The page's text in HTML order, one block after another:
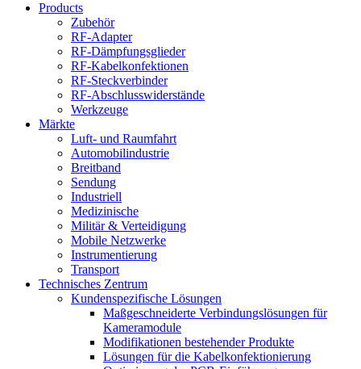
Products
Zubehör
RF-Adapter
RF-Dämpfungsglieder
RF-Kabelkonfektionen
RF-Steckverbinder
RF-Abschlusswiderstände
Werkzeuge
Märkte
Luft- und Raumfahrt
Automobilindustrie
Breitband
Sendung
Industriell
Medizinische
Militär & Verteidigung
Mobile Netzwerke
Instrumentierung
Transport
Technisches Zentrum
Kundenspezifische Lösungen
Maßgeschneiderte Verbindungslösungen für
Kameramodule
Modifikationen bestehender Produkte
Lösungen für die Kabelkonfektionierung